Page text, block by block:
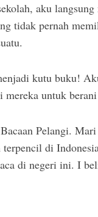
aku
tidak pernah
kutu buku!
mereka untuk
Pelangi.
terpencil di
di negeri ini. I